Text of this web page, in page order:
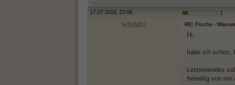
17.07.2018, 22:06 1
WMM85 RE: Fische -
Hi,
habe ich schon,
Letztenendes
freiwillig von mir